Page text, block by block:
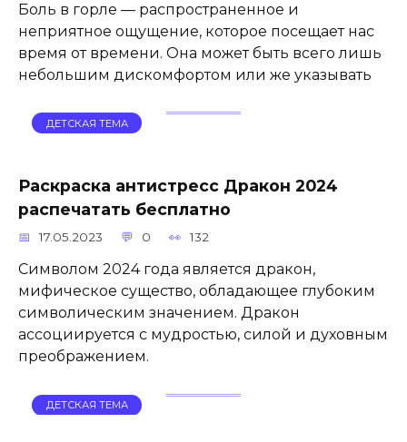
Боль в горле — распространенное и
неприятное ощущение, которое посещает нас
время от времени. Она может быть всего лишь
небольшим дискомфортом или же указывать
ДЕТСКАЯ ТЕМА
Раскраска антистресс Дракон 2024
распечатать бесплатно
17.05.2023 0 132
Символом 2024 года является дракон,
мифическое существо, обладающее глубоким
символическим значением. Дракон
ассоциируется с мудростью, силой и духовным
преображением.
ДЕТСКАЯ ТЕМА